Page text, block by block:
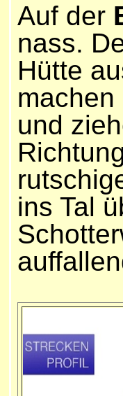
Auf der
nass.
Hütte
und
ins Tal